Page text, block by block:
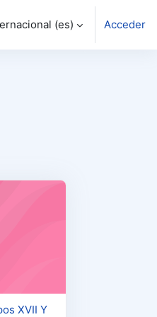
‎(es)‎ Acceder
XVII Y XVIII
XVII Y